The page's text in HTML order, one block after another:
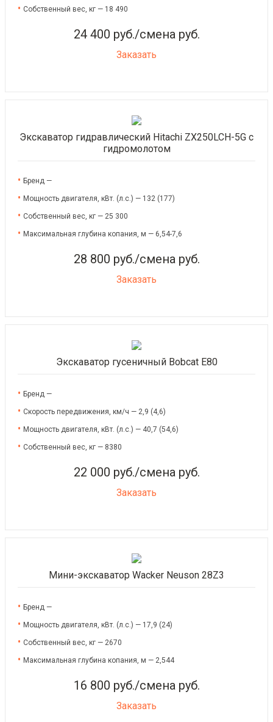
24 400 руб./смена руб.
Заказать
Собственный вес, кг — 18 490
28 800 руб./смена руб.
Заказать
Экскаватор гидравлический Hitachi ZX250LCH-5G с
гидромолотом
Бренд —
Мощность двигателя, кВт. (л.с.) — 132 (177)
Собственный вес, кг — 25 300
Максимальная глубина копания, м — 6,54-7,6
22 000 руб./смена руб.
Заказать
Экскаватор гусеничный Bobcat E80
Бренд —
Скорость передвижения, км/ч — 2,9 (4,6)
Мощность двигателя, кВт. (л.с.) — 40,7 (54,6)
Собственный вес, кг — 8380
16 800 руб./смена руб.
Заказать
Мини-экскаватор Wacker Neuson 28Z3
Бренд —
Мощность двигателя, кВт. (л.с.) — 17,9 (24)
Собственный вес, кг — 2670
Максимальная глубина копания, м — 2,544